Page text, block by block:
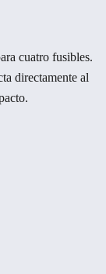
cuatro fusibles.
directamente al